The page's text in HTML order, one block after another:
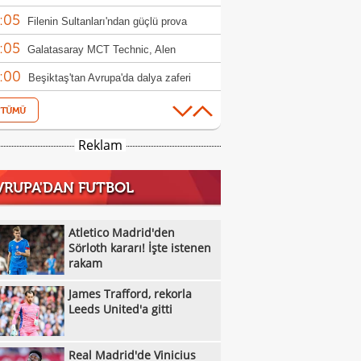
Filenin Sultanları'ndan güçlü prova
Galatasaray MCT Technic, Alen
kadrosuna kattı
Beşiktaş'tan Avrupa'da dalya zaferi
Beşiktaş Kadın Futbol Takımı, üç golle
Emirhan Topçu: "Topun oraya geleceğini
Beşiktaş'ta inanılmaz rakam: Alexander
Galatasaray'dan suç duyurusu
James Trafford, rekorla Leeds United'a
Kassoum Ouattara, 6 dakikada kırmızı
gördü!Aleksey Batrakov için Galatasaray
Reklam
FUTBOL
Atletico Madrid'den
Sörloth kararı! İşte istenen
rakam
James Trafford, rekorla
Leeds United'a gitti
Real Madrid'de Vinicius